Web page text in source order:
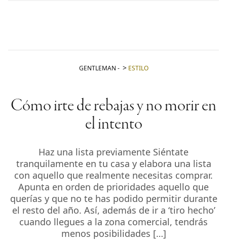
GENTLEMAN - ESTILO
Cómo irte de rebajas y no morir en
el intento
Haz una lista previamente Siéntate
tranquilamente en tu casa y elabora una lista
con aquello que realmente necesitas comprar.
Apunta en orden de prioridades aquello que
querías y que no te has podido permitir durante
el resto del año. Así, además de ir a ‘tiro hecho’
cuando llegues a la zona comercial, tendrás
menos posibilidades […]